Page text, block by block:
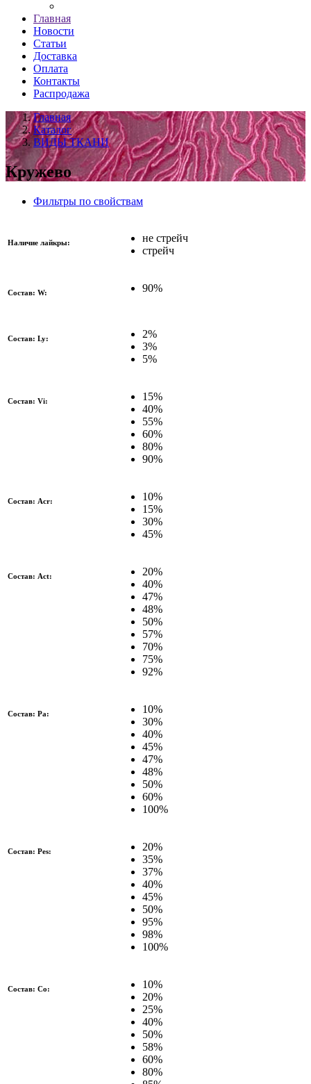
Главная
Новости
Статьи
Доставка
Оплата
Контакты
Распродажа
Главная
Каталог
ВИДЫ ТКАНИ
Кружево
Фильтры по свойствам
Наличие лайкры:
не стрейч
стрейч
Состав: W: 90%
Состав: Ly:
2%
3%
5%
Состав: Vi:
15%
40%
55%
60%
80%
90%
Состав: Acr:
10%
15%
30%
45%
Состав: Act:
20%
40%
47%
48%
50%
57%
70%
75%
92%
Состав: Pa:
10%
30%
40%
45%
47%
48%
50%
60%
100%
Состав: Pes:
20%
35%
37%
40%
45%
50%
95%
98%
100%
Состав: Co:
10%
20%
25%
40%
50%
58%
60%
80%